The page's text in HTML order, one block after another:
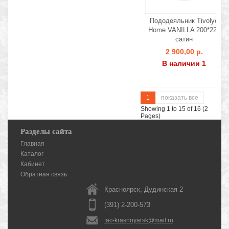
Пододеяльник Tivolyo
Home VANILLA 200*220
сатин
2 900,00 р.
В наличии 1
1
показать все
Showing 1 to 15 of 16 (2
Pages)
Разделы сайта
Главная
Каталог
Кабинет
Обратная связь
Красноярск, Дудинская 2
(391) 2-200-573
tac-krasnoyarsk@mail.ru